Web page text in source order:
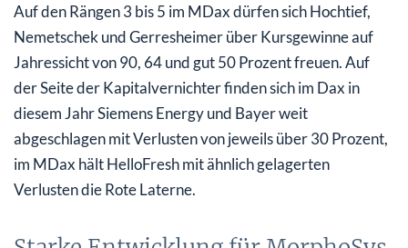
Auf den Rängen 3 bis 5 im MDax dürfen sich Hochtief,
Nemetschek und Gerresheimer über Kursgewinne auf
Jahressicht von 90, 64 und gut 50 Prozent freuen. Auf
der Seite der Kapitalvernichter finden sich im Dax in
diesem Jahr Siemens Energy und Bayer weit
abgeschlagen mit Verlusten von jeweils über 30 Prozent,
im MDax hält HelloFresh mit ähnlich gelagerten
Verlusten die Rote Laterne.